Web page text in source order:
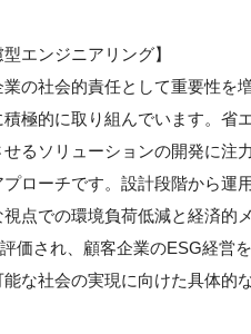
エンジニアリング】
の社会的責任として重要性を
極的に取り組んでいます。省
るソリューションの開発に注
ローチです。設計段階から運
点での環境負荷低減と経済的
価され、顧客企業のESG経営
な社会の実現に向けた具体的